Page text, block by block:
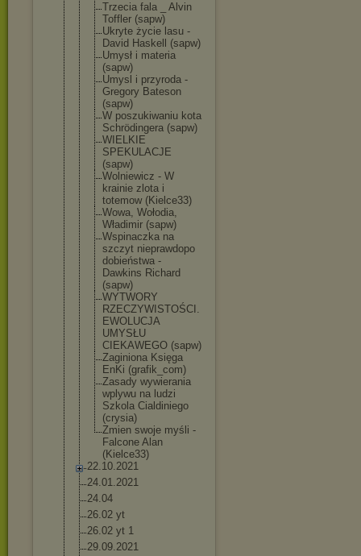
Trzecia fala _ Alvin
Toffler (sapw)
Ukryte życie lasu -
David Haskell (sapw)
Umysł i materia
(sapw)
Umysl i przyroda -
Gregory Bateson
(sapw)
W poszukiwaniu kota
Schrödingera (sapw)
WIELKIE
SPEKULACJE
(sapw)
Wolniewicz - W
krainie zlota i
totemow (Kielce33)
Wowa, Wołodia,
Władimir (sapw)
Wspinaczka na
szczyt nieprawdopo
dobieństwa -
Dawkins Richard
(sapw)
WYTWORY
RZECZYWISTOŚCI.
EWOLUCJA
UMYSŁU
CIEKAWEGO (sapw)
Zaginiona Księga
EnKi (grafik_com)
Zasady wywierania
wplywu na ludzi
Szkola Cialdiniego
(crysia)
Zmien swoje myśli -
Falcone Alan
(Kielce33)
22.10.2021
24.01.2021
24.04
26.02 yt
26.02 yt 1
29.09.2021